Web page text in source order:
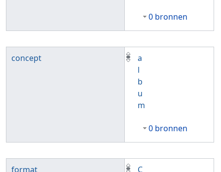
0 bronnen
concept
a
l
b
u
m
0 bronnen
format
C